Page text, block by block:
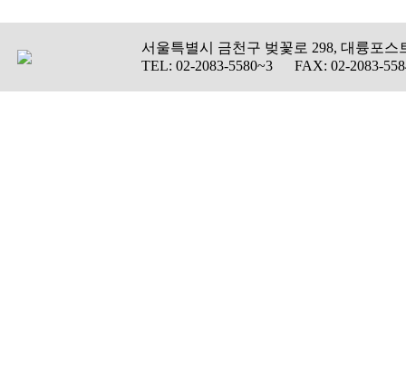
서울특별시 금천구 벚꽃로 298, 대륭포스
TEL: 02-2083-5580~3 FAX: 02-2083-